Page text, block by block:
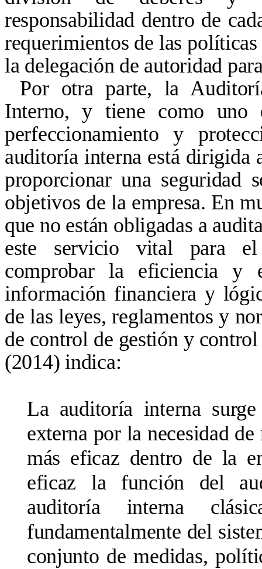
responsabilidad dentro de
requerimientos de las
la delegación de autoridad
Por otra parte, la
Interno, y tiene como uno
perfeccionamiento y
auditoría interna está dirigida
proporcionar una seguridad
objetivos de la empresa. En
que no están obligadas a
este servicio vital para
comprobar la eficiencia y
información financiera y
de las leyes, reglamentos y
de control de gestión y
(2014) indica:
La auditoría interna
externa por la necesidad
más eficaz dentro de la
eficaz la función del
auditoría interna
fundamentalmente del
conjunto de medidas,